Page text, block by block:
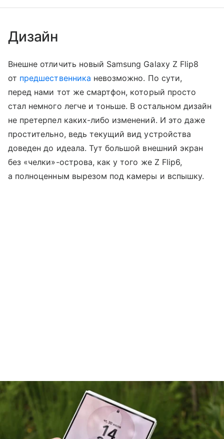
Дизайн
Внешне отличить новый Samsung Galaxy Z Flip8
от предшественника невозможно. По сути,
перед нами тот же смартфон, который просто
стал немного легче и тоньше. В остальном дизайн
не претерпел каких-либо изменений. И это даже
простительно, ведь текущий вид устройства
доведен до идеала. Тут большой внешний экран
без «челки»-острова, как у того же Z Flip6,
а полноценным вырезом под камеры и вспышку.